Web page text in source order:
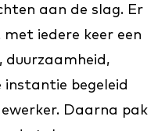
aan de slag. Er
iedere keer een
instantie begeleid
Daarna pak